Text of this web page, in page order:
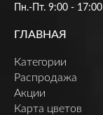
Пн.-Пт. 9:00 - 17:00
ГЛАВНАЯ
Категории
Распродажа
Акции
Карта цветов